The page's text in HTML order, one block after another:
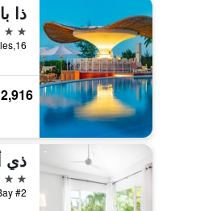
5 نجوم
2,916 ﷼
4 نجوم